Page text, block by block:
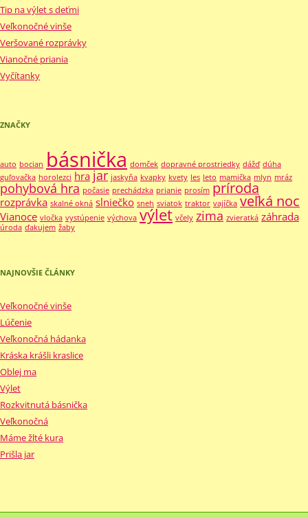
Tip na výlet s deťmi
Veľkonočné vinše
Veršované rozprávky
Vianočné priania
Vyčítanky
ZNAČKY
auto bocian básnička domček dopravné prostriedky dážď dúha
guľovačka horolezci hra jar jaskyňa kvapky kvety les leto mamička mlyn mráz
pohybová hra počasie prechádzka prianie prosím príroda
rozprávka skalné okná slniečko sneh sviatok traktor vajíčka veľká noc
Vianoce vločka vystúpenie výchova výlet včely zima zvieratká záhrada
úroda ďakujem žaby
NAJNOVŠIE ČLÁNKY
Veľkonočné vinše
Lúčenie
Veľkonočná hádanka
Kráska krášli kraslice
Oblej ma
Výlet
Rozkvitnutá básnička
Veľkonočná
Máme žlté kura
Prišla jar